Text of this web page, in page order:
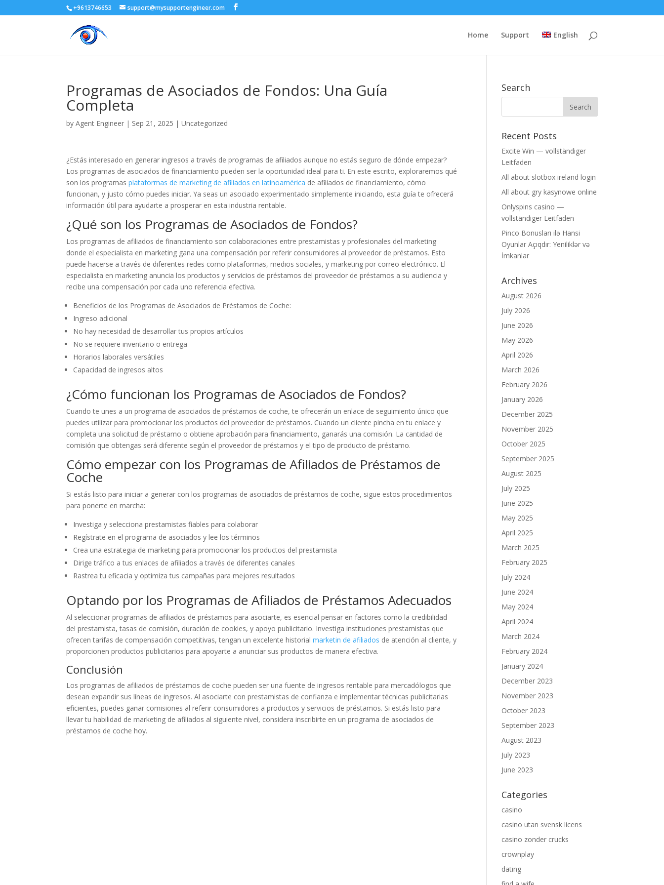
+9613746653 support@mysupportengineer.com
Home Support English
Programas de Asociados de Fondos: Una Guía
Completa
byAgent Engineer | Sep 21, 2025 |Uncategorized
¿Estás interesado en generar ingresos a través de programas de afiliados aunque no estás seguro de dónde empezar?
Los programas de asociados de financiamiento pueden ser la oportunidad ideal para ti. En este escrito, exploraremos qué
son los programasplataformas de marketing de afiliados en latinoamérica de afiliados de financiamiento, cómo
funcionan, y justo cómo puedes iniciar. Ya seas un asociado experimentado simplemente iniciando, esta guía te ofrecerá
información útil para ayudarte a prosperar en esta industria rentable.
¿Qué son los Programas de Asociados de Fondos?
Los programas de afiliados de financiamiento son colaboraciones entre prestamistas y profesionales del marketing
donde el especialista en marketing gana una compensación por referir consumidores al proveedor de préstamos. Esto
puede hacerse a través de diferentes redes como plataformas, medios sociales, y marketing por correo electrónico. El
especialista en marketing anuncia los productos y servicios de préstamos del proveedor de préstamos a su audiencia y
recibe una compensación por cada uno referencia efectiva.
Beneficios de los Programas de Asociados de Préstamos de Coche:
Ingreso adicional
No hay necesidad de desarrollar tus propios artículos
No se requiere inventario o entrega
Horarios laborales versátiles
Capacidad de ingresos altos
¿Cómo funcionan los Programas de Asociados de Fondos?
Cuando te unes a un programa de asociados de préstamos de coche, te ofrecerán un enlace de seguimiento único que
puedes utilizar para promocionar los productos del proveedor de préstamos. Cuando un cliente pincha en tu enlace y
completa una solicitud de préstamo o obtiene aprobación para financiamiento, ganarás una comisión. La cantidad de
comisión que obtengas será diferente según el proveedor de préstamos y el tipo de producto de préstamo.
Cómo empezar con los Programas de Afiliados de Préstamos de
Coche
Si estás listo para iniciar a generar con los programas de asociados de préstamos de coche, sigue estos procedimientos
para ponerte en marcha:
Investiga y selecciona prestamistas fiables para colaborar
Regístrate en el programa de asociados y lee los términos
Crea una estrategia de marketing para promocionar los productos del prestamista
Dirige tráfico a tus enlaces de afiliados a través de diferentes canales
Rastrea tu eficacia y optimiza tus campañas para mejores resultados
Optando por los Programas de Afiliados de Préstamos Adecuados
Al seleccionar programas de afiliados de préstamos para asociarte, es esencial pensar en factores como la credibilidad
del prestamista, tasas de comisión, duración de cookies, y apoyo publicitario. Investiga instituciones prestamistas que
ofrecen tarifas de compensación competitivas, tengan un excelente historialmarketin de afiliados de atención al cliente, y
proporcionen productos publicitarios para apoyarte a anunciar sus productos de manera efectiva.
Conclusión
Los programas de afiliados de préstamos de coche pueden ser una fuente de ingresos rentable para mercadólogos que
desean expandir sus líneas de ingresos. Al asociarte con prestamistas de confianza e implementar técnicas publicitarias
eficientes, puedes ganar comisiones al referir consumidores a productos y servicios de préstamos. Si estás listo para
llevar tu habilidad de marketing de afiliados al siguiente nivel, considera inscribirte en un programa de asociados de
préstamos de coche hoy.
Search
Recent Posts
Excite Win — vollständiger
Leitfaden
All about slotbox ireland login
All about gry kasynowe online
Onlyspins casino —
vollständiger Leitfaden
Pinco Bonusları ilə Hansi
Oyunlar Açıqdır: Yeniliklər və
İmkanlar
Archives
August 2026
July 2026
June 2026
May 2026
April 2026
March 2026
February 2026
January 2026
December 2025
November 2025
October 2025
September 2025
August 2025
July 2025
June 2025
May 2025
April 2025
March 2025
February 2025
July 2024
June 2024
May 2024
April 2024
March 2024
February 2024
January 2024
December 2023
November 2023
October 2023
September 2023
August 2023
July 2023
June 2023
Categories
casino
casino utan svensk licens
casino zonder crucks
crownplay
dating